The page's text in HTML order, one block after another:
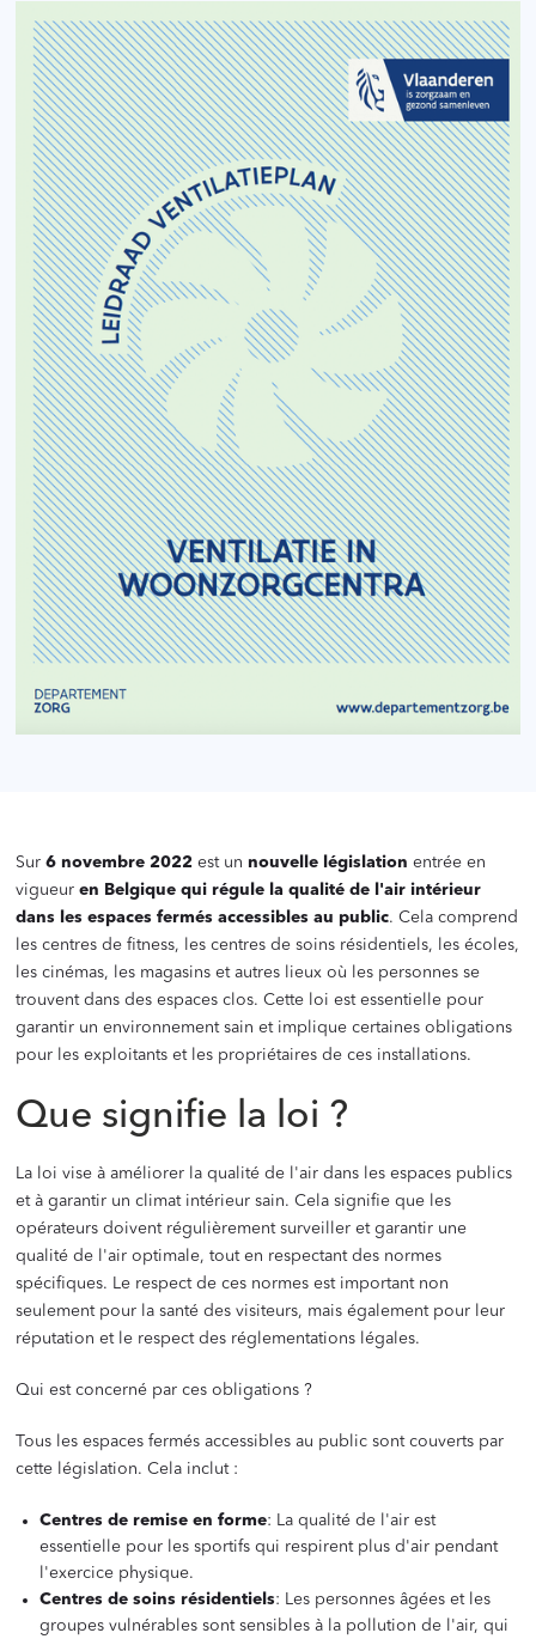
Sur 6 novembre 2022 est unnouvelle législation entrée en
vigueuren Belgique qui régule la qualité de l'air intérieur
dans les espaces fermés accessibles au public. Cela comprend
les centres de fitness, les centres de soins résidentiels, les écoles,
les cinémas, les magasins et autres lieux où les personnes se
trouvent dans des espaces clos. Cette loi est essentielle pour
garantir un environnement sain et implique certaines obligations
pour les exploitants et les propriétaires de ces installations.
Que signifie la loi ?
La loi vise à améliorer la qualité de l'air dans les espaces publics
et à garantir un climat intérieur sain. Cela signifie que les
opérateurs doivent régulièrement surveiller et garantir une
qualité de l'air optimale, tout en respectant des normes
spécifiques. Le respect de ces normes est important non
seulement pour la santé des visiteurs, mais également pour leur
réputation et le respect des réglementations légales.
Qui est concerné par ces obligations ?
Tous les espaces fermés accessibles au public sont couverts par
cette législation. Cela inclut :
Centres de remise en forme: La qualité de l'air est
essentielle pour les sportifs qui respirent plus d'air pendant
l'exercice physique.
Centres de soins résidentiels: Les personnes âgées et les
groupes vulnérables sont sensibles à la pollution de l'air, qui